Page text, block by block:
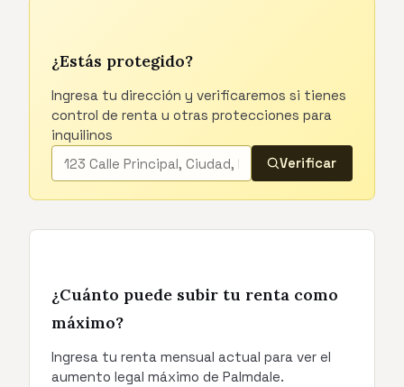
¿Estás protegido?
Ingresa tu dirección y verificaremos si tienes
control de renta u otras protecciones para
inquilinos
Verificar
¿Cuánto puede subir tu renta como
máximo?
Ingresa tu renta mensual actual para ver el
aumento legal máximo de Palmdale.